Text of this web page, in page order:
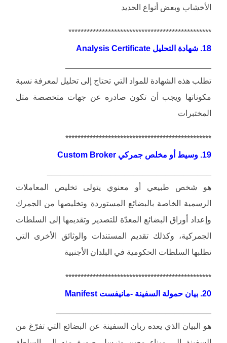
الأخشاب وبعض أنواع الحديد
***********************************************
18. شهادة التحليل Analysis Certificate
تطلب هذه الشهادة للمواد التي تحتاج إلى تحليل لمعرفة نسبة
مكوناتها ويجب أن تكون صادره عن جهات متخصصة مثل
المختبرات
************************************************
19. وسيط أو مخلص جمركي Custom Broker
هو شخص طبيعي أو معنوي يتولى تخليص المعاملات
الرسمية الخاصة بالبضائع المستوردة وتخليصها من الجمرك
وإعداد أوراق البضائع المعدّة للتصدير وتقديمها إلى السلطات
الجمركية، وكذلك تقديم المستندات والوثائق الأخرى التي
تطلبها السلطات الحكومية في البلدان الأجنبية
************************************************
20. بيان حمولة السفينة -مانيفست Manifest
هو البيان الذي يعده ربان السفينة عن البضائع التي تفرّغ من